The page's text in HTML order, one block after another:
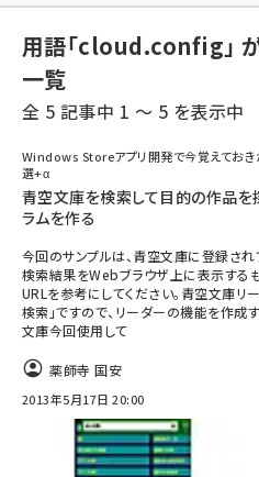
ツ
ai (2497)
iot女子会 (2281)
北海道をのんびり旅する
drupal (1956)
abc123 (1360)
ai crunch (1355)
用語「cloud.config」
一覧
全 5 記事中 1 ～ 5 を表示中
Windows Storeアプリ開発で今覚えてお
選+α
青空文庫を検索して目的の作品を
ラムを作る
今回のサンプルは、青空文庫に登録され
検索結果をWebブラウザ上に表示する
URLを参考にしてください。青空文庫リ
検索」ですので、リーダーの機能を作
文庫今回使用して
薬師寺 国安
2013年5月17日 20:00